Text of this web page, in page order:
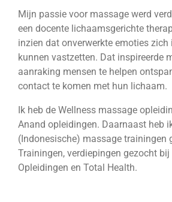
Mijn passie voor massage werd
een docente lichaamsgerichte
inzien dat onverwerkte emoties
kunnen vastzetten. Dat inspireerde
aanraking mensen te helpen
contact te komen met hun lichaam.
Ik heb de Wellness massage
Anand opleidingen. Daarnaast heb
(Indonesische) massage trainingen
Trainingen, verdiepingen gezocht
Opleidingen en Total Health.